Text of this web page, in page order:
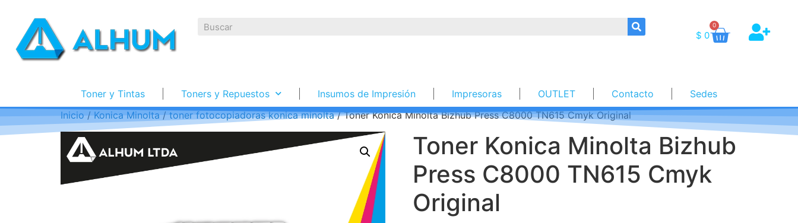
$ 0
0
Toner y Tintas Toners y Repuestos Insumos de Impresión Impresoras OUTLET Contacto
Sedes
Inicio/Konica Minolta/toner fotocopiadoras konica minolta/ Toner Konica Minolta Bizhub Press C8000 TN615 Cmyk Original
Toner Konica Minolta Bizhub
Press C8000 TN615 Cmyk
Original